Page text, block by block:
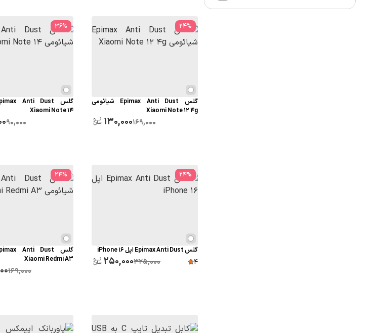
%
24
گلس Epimax Anti Dust شیائومی
Xiaomi Note 12 4g
169,000
130,000
%
36
Xiaomi Note 14
90,000
%
24
گلس Epimax Anti Dust اپل iPhone 16
4
325,000
250,000
%
24
Xiaomi Redmi A3
169,000